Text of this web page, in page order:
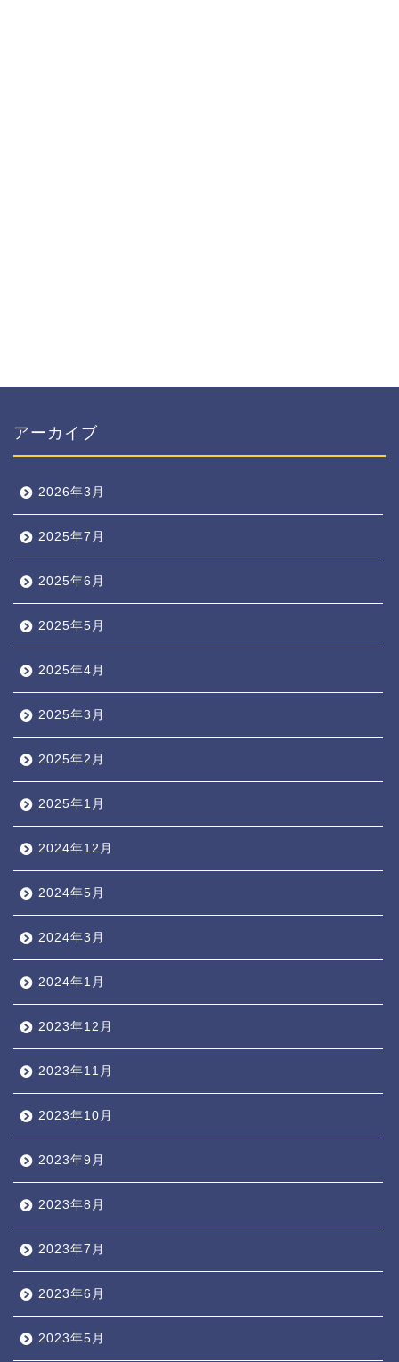
アーカイブ
2026年3月
2025年7月
2025年6月
2025年5月
2025年4月
2025年3月
2025年2月
2025年1月
2024年12月
2024年5月
2024年3月
2024年1月
2023年12月
2023年11月
2023年10月
2023年9月
2023年8月
2023年7月
2023年6月
2023年5月